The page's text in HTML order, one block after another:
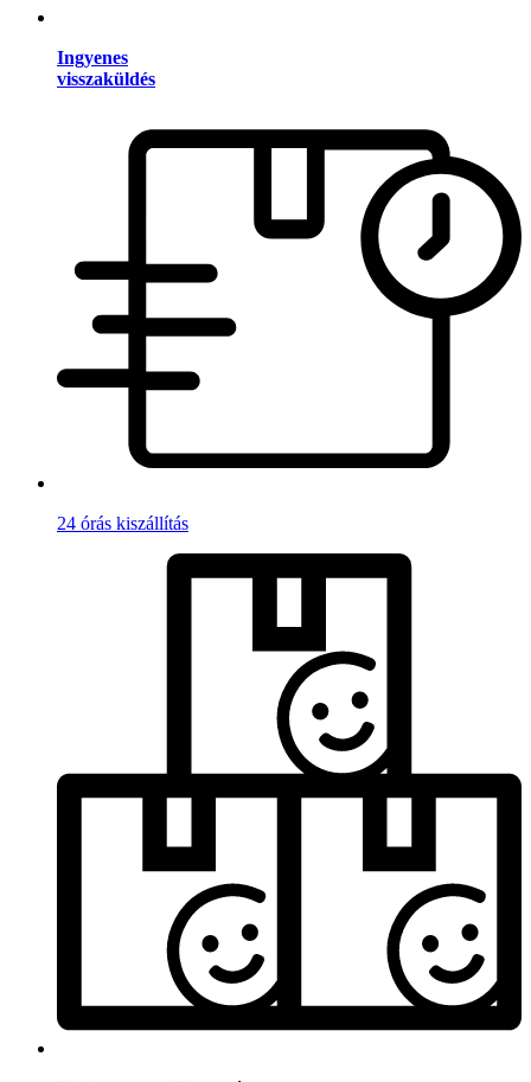
Ingyenes
visszaküldés
24 órás kiszállítás